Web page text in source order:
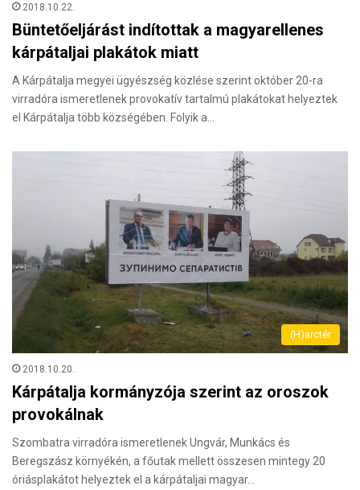
2018.10.22.
Büntetőeljárást indítottak a magyarellenes
kárpátaljai plakátok miatt
A Kárpátalja megyei ügyészség közlése szerint október 20-ra
virradóra ismeretlenek provokatív tartalmú plakátokat helyeztek
el Kárpátalja több községében. Folyik a…
(H)arctér
2018.10.20.
Kárpátalja kormányzója szerint az oroszok
provokálnak
Szombatra virradóra ismeretlenek Ungvár, Munkács és
Beregszász környékén, a főutak mellett összesen mintegy 20
óriásplakátot helyeztek el a kárpátaljai magyar…